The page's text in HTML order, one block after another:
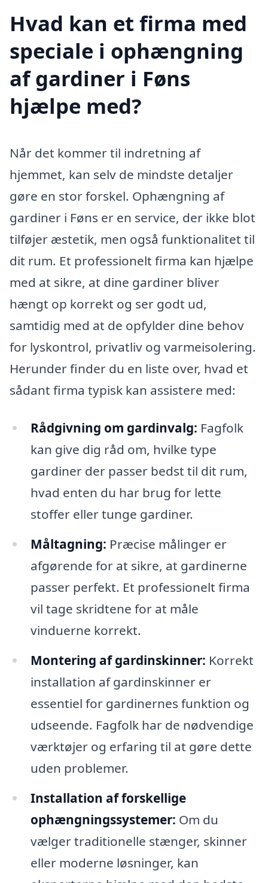
Hvad kan et firma med
speciale i ophængning
af gardiner i Føns
hjælpe med?
Når det kommer til indretning af
hjemmet, kan selv de mindste detaljer
gøre en stor forskel. Ophængning af
gardiner i Føns er en service, der ikke blot
tilføjer æstetik, men også funktionalitet til
dit rum. Et professionelt firma kan hjælpe
med at sikre, at dine gardiner bliver
hængt op korrekt og ser godt ud,
samtidig med at de opfylder dine behov
for lyskontrol, privatliv og varmeisolering.
Herunder finder du en liste over, hvad et
sådant firma typisk kan assistere med:
Rådgivning om gardinvalg: Fagfolk
kan give dig råd om, hvilke type
gardiner der passer bedst til dit rum,
hvad enten du har brug for lette
stoffer eller tunge gardiner.
Måltagning: Præcise målinger er
afgørende for at sikre, at gardinerne
passer perfekt. Et professionelt firma
vil tage skridtene for at måle
vinduerne korrekt.
Montering af gardinskinner: Korrekt
installation af gardinskinner er
essentiel for gardinernes funktion og
udseende. Fagfolk har de nødvendige
værktøjer og erfaring til at gøre dette
uden problemer.
Installation af forskellige
ophængningssystemer: Om du
vælger traditionelle stænger, skinner
eller moderne løsninger, kan